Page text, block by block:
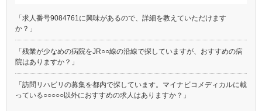
「求人番号9084761に興味があるので、詳細を教えていただけます
か？」
「残業が少なめの病院をJR○○線の沿線で探していますが、おすすめの病
院はありますか？」
「訪問リハビリの募集を都内で探しています。マイナビコメディカルに載
っている○○○○○以外におすすめの求人はありますか？」